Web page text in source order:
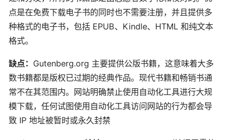
点是在免费下载电子书的同时也不需要注册，并且提供多
种格式的电子书，包括 EPUB、Kindle、HTML 和纯文本
格式。
缺点： Gutenberg.org 主要提供公版书籍，这意味着大多
数书籍都是版权已过期的经典作品。现代书籍和畅销书通
常不在其范围内。网站明确禁止使用自动化工具进行大规
模下载，任何试图使用自动化工具访问网站的行为都会导
致 IP 地址被暂时或永久封禁